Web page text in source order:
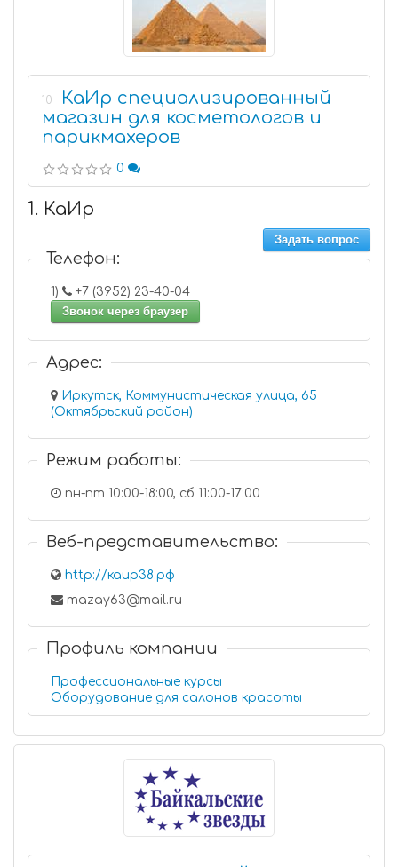
10
КаИр специализированный
магазин для косметологов и
парикмахеров
0
1. КаИр
Задать вопрос
Телефон:
1)
+7 (3952) 23-40-04
Звонок через браузер
Адрес:
Иркутск, Коммунистическая улица, 65
(Октябрьский район)
Режим работы:
пн-пт 10:00-18:00, сб 11:00-17:00
Веб-представительство:
http://каир38.рф
mazay63@mail.ru
Профиль компании
Профессиональные курсы
Оборудование для салонов красоты